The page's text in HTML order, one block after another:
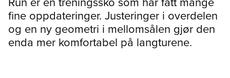
fine oppdateringer. Justeringer i overdelen
og en ny geometri i mellomsålen gjør den
enda mer komfortabel på langturene.